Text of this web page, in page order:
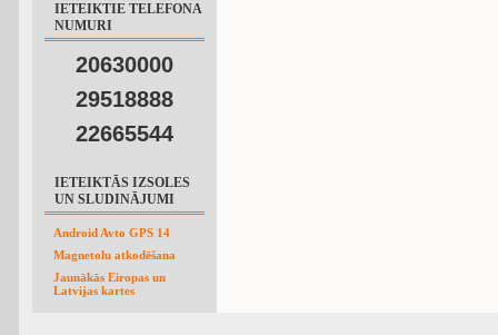
IETEIKTIE TELEFONA
NUMURI
20630000
29518888
22665544
IETEIKTĀS IZSOLES
UN SLUDINĀJUMI
Android Avto GPS 14
Magnetolu atkodēšana
Jaunākās Eiropas un
Latvijas kartes